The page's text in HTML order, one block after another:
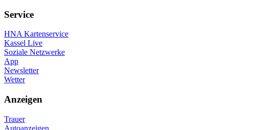
Service
HNA Kartenservice
Kassel Live
Soziale Netzwerke
App
Newsletter
Wetter
Anzeigen
Trauer
Autoanzeigen